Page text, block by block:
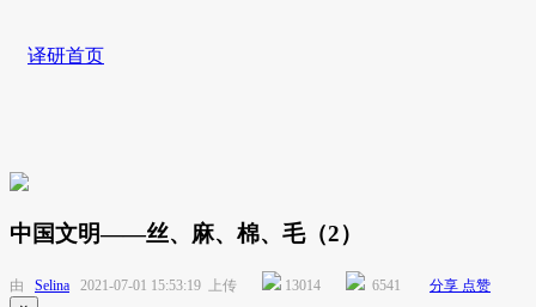
译研首页
中国文明——丝、麻、棉、毛（2）
由 Selina 2021-07-01 15:53:19 上传 13014 6541 分享 点赞